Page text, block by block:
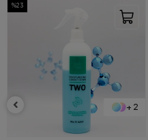
BESTSELLER
ColoristPro